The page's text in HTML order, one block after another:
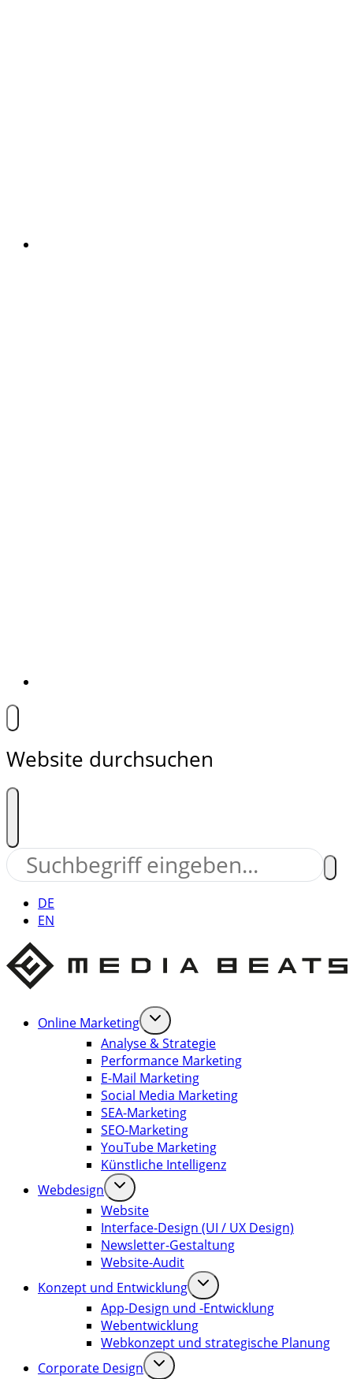
Website durchsuchen
DE
EN
Online Marketing
Analyse & Strategie
Performance Marketing
E-Mail Marketing
Social Media Marketing
SEA-Marketing
SEO-Marketing
YouTube Marketing
Künstliche Intelligenz
Webdesign
Website
Interface-Design (UI / UX Design)
Newsletter-Gestaltung
Website-Audit
Konzept und Entwicklung
App-Design und -Entwicklung
Webentwicklung
Webkonzept und strategische Planung
Corporate Design